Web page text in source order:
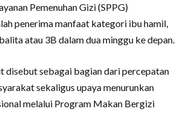
Pemenuhan Gizi (SPPG)
penerima manfaat kategori ibu hamil,
atau 3B dalam dua minggu ke depan.
disebut sebagai bagian dari percepatan
sekaligus upaya menurunkan
melalui Program Makan Bergizi